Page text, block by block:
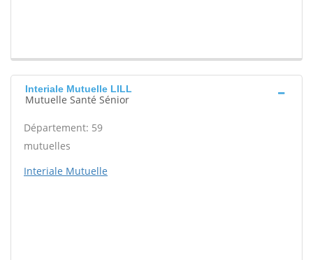
Interiale Mutuelle LILL
Mutuelle Santé Sénior
Département: 59
mutuelles
Interiale Mutuelle